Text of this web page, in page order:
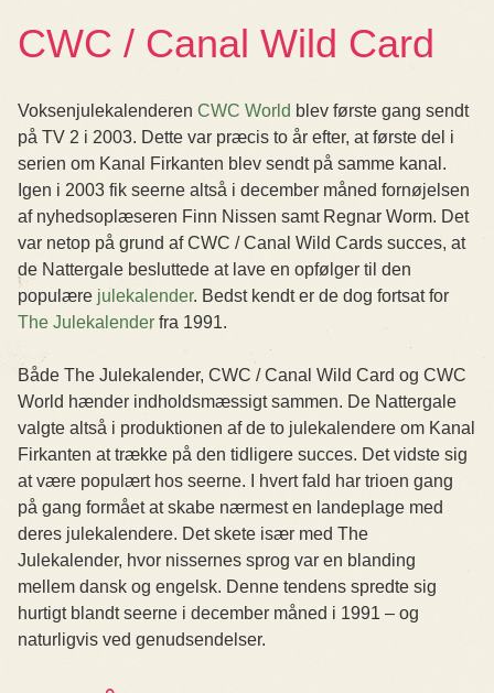
CWC / Canal Wild Card
Voksenjulekalenderen CWC World blev første gang sendt
på TV 2 i 2003. Dette var præcis to år efter, at første del i
serien om Kanal Firkanten blev sendt på samme kanal.
Igen i 2003 fik seerne altså i december måned fornøjelsen
af nyhedsoplæseren Finn Nissen samt Regnar Worm. Det
var netop på grund af CWC / Canal Wild Cards succes, at
de Nattergale besluttede at lave en opfølger til den
populære julekalender. Bedst kendt er de dog fortsat for
The Julekalender fra 1991.
Både The Julekalender, CWC / Canal Wild Card og CWC
World hænder indholdsmæssigt sammen. De Nattergale
valgte altså i produktionen af de to julekalendere om Kanal
Firkanten at trække på den tidligere succes. Det vidste sig
at være populært hos seerne. I hvert fald har trioen gang
på gang formået at skabe nærmest en landeplage med
deres julekalendere. Det skete især med The
Julekalender, hvor nissernes sprog var en blanding
mellem dansk og engelsk. Denne tendens spredte sig
hurtigt blandt seerne i december måned i 1991 – og
naturligvis ved genudsendelser.